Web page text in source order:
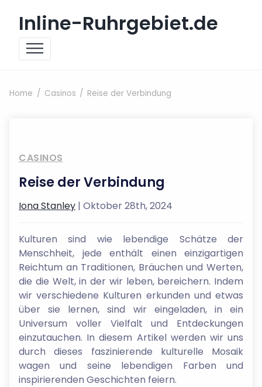
Inline-Ruhrgebiet.de
Home Casinos Reise der Verbindung
CASINOS
Reise der Verbindung
Iona Stanley | Oktober 28th, 2024
Kulturen sind wie lebendige Schätze der
Menschheit, jede enthält einen einzigartigen
Reichtum an Traditionen, Bräuchen und Werten,
die die Welt, in der wir leben, bereichern. Indem
wir verschiedene Kulturen erkunden und etwas
über sie lernen, sind wir eingeladen, in ein
Universum voller Vielfalt und Entdeckungen
einzutauchen. In diesem Artikel werden wir uns
durch dieses faszinierende kulturelle Mosaik
wagen und seine lebendigen Farben und
inspirierenden Geschichten feiern.